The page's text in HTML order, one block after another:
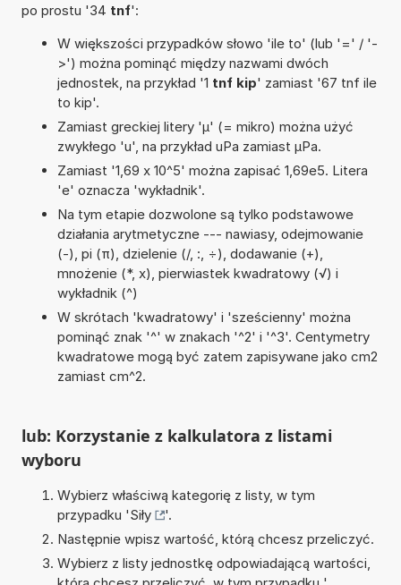
po prostu '34 tnf':
W większości przypadków słowo 'ile to' (lub '=' / '-
>') można pominąć między nazwami dwóch
jednostek, na przykład '1 tnf kip' zamiast '67 tnf ile
to kip'.
Zamiast greckiej litery 'µ' (= mikro) można użyć
zwykłego 'u', na przykład uPa zamiast µPa.
Zamiast '1,69 x 10^5' można zapisać 1,69e5. Litera
'e' oznacza 'wykładnik'.
Na tym etapie dozwolone są tylko podstawowe
działania arytmetyczne --- nawiasy, odejmowanie
(-), pi (π), dzielenie (/, :, ÷), dodawanie (+),
mnożenie (*, x), pierwiastek kwadratowy (√) i
wykładnik (^)
W skrótach 'kwadratowy' i 'sześcienny' można
pominąć znak '^' w znakach '^2' i '^3'. Centymetry
kwadratowe mogą być zatem zapisywane jako cm2
zamiast cm^2.
lub: Korzystanie z kalkulatora z listami
wyboru
Wybierz właściwą kategorię z listy, w tym
przypadku 'Siły
'.
Następnie wpisz wartość, którą chcesz przeliczyć.
Wybierz z listy jednostkę odpowiadającą wartości,